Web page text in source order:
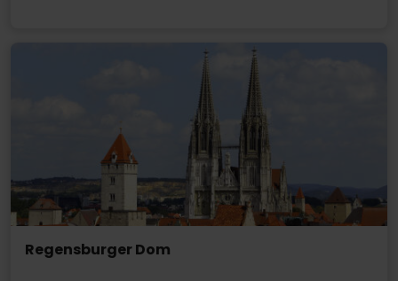
Regensburger Dom